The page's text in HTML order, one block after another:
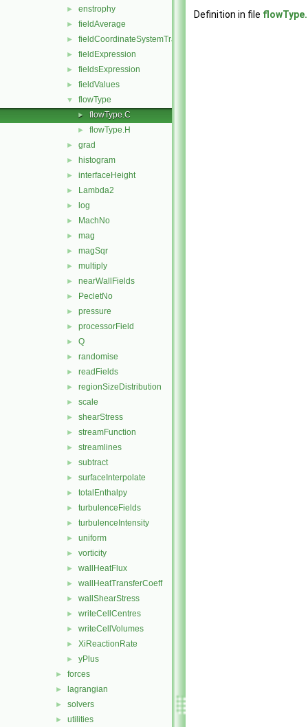
► enstrophy
► fieldAverage
► fieldCoordinateSystemTransform
► fieldExpression
► fieldsExpression
► fieldValues
▼ flowType
► flowType.C
► flowType.H
► grad
► histogram
► interfaceHeight
► Lambda2
► log
► MachNo
► mag
► magSqr
► multiply
► nearWallFields
► PecletNo
► pressure
► processorField
► Q
► randomise
► readFields
► regionSizeDistribution
► scale
► shearStress
► streamFunction
► streamlines
► subtract
► surfaceInterpolate
► totalEnthalpy
► turbulenceFields
► turbulenceIntensity
► uniform
► vorticity
► wallHeatFlux
► wallHeatTransferCoeff
► wallShearStress
► writeCellCentres
► writeCellVolumes
► XiReactionRate
► yPlus
► forces
► lagrangian
► solvers
► utilities
Definition in file